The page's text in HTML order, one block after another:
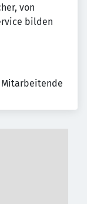
von
bilden
Mitarbeitende